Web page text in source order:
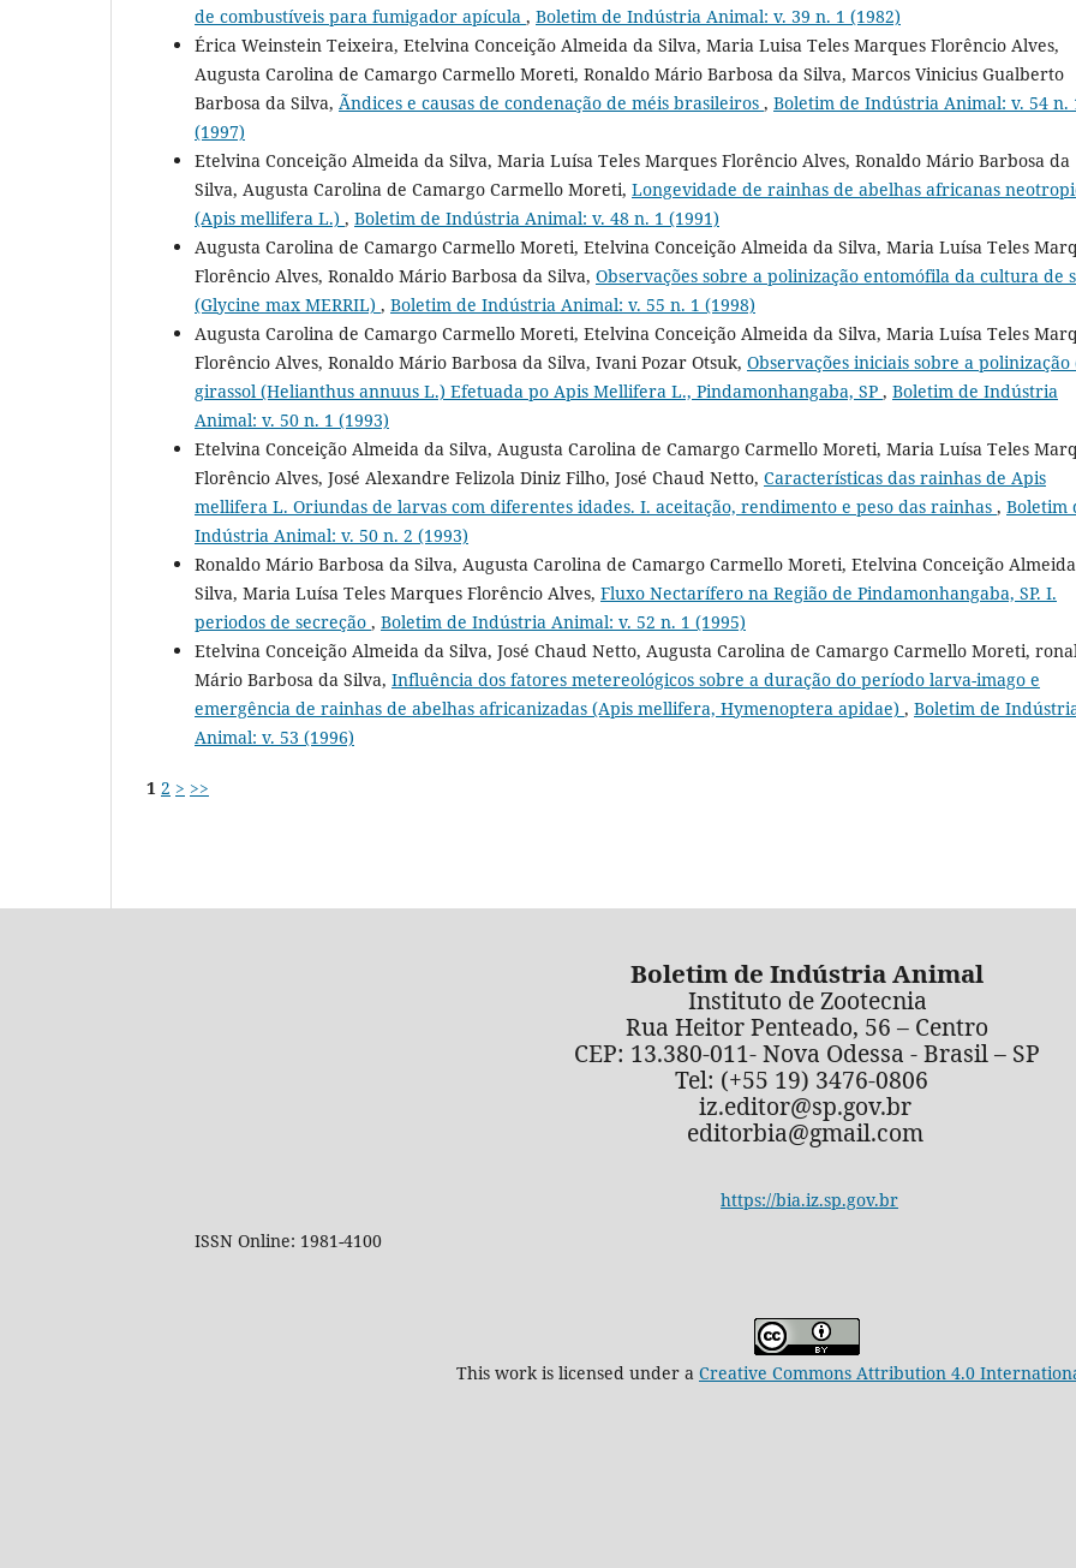
de combustíveis para fumigador apícula , Boletim de Indústria Animal: v. 39 n. 1 (1982)
Érica Weinstein Teixeira, Etelvina Conceição Almeida da Silva, Maria Luisa Teles Marques Florêncio Alves,
Augusta Carolina de Camargo Carmello Moreti, Ronaldo Mário Barbosa da Silva, Marcos Vinicius Gualberto
Barbosa da Silva, Ãndices e causas de condenação de méis brasileiros , Boletim de Indústria Animal: v. 54 n.
(1997)
Etelvina Conceição Almeida da Silva, Maria Luísa Teles Marques Florêncio Alves, Ronaldo Mário Barbosa da
Silva, Augusta Carolina de Camargo Carmello Moreti, Longevidade de rainhas de abelhas africanas
(Apis mellifera L.) , Boletim de Indústria Animal: v. 48 n. 1 (1991)
Augusta Carolina de Camargo Carmello Moreti, Etelvina Conceição Almeida da Silva, Maria Luísa Teles
Florêncio Alves, Ronaldo Mário Barbosa da Silva, Observações sobre a polinização entomófila da cultura de
(Glycine max MERRIL) , Boletim de Indústria Animal: v. 55 n. 1 (1998)
Augusta Carolina de Camargo Carmello Moreti, Etelvina Conceição Almeida da Silva, Maria Luísa Teles
Florêncio Alves, Ronaldo Mário Barbosa da Silva, Ivani Pozar Otsuk, Observações iniciais sobre a polinização
girassol (Helianthus annuus L.) Efetuada po Apis Mellifera L., Pindamonhangaba, SP , Boletim de Indústria
Animal: v. 50 n. 1 (1993)
Etelvina Conceição Almeida da Silva, Augusta Carolina de Camargo Carmello Moreti, Maria Luísa Teles
Florêncio Alves, José Alexandre Felizola Diniz Filho, José Chaud Netto, Características das rainhas de Apis
mellifera L. Oriundas de larvas com diferentes idades. I. aceitação, rendimento e peso das rainhas , Boletim
Indústria Animal: v. 50 n. 2 (1993)
Ronaldo Mário Barbosa da Silva, Augusta Carolina de Camargo Carmello Moreti, Etelvina Conceição
Silva, Maria Luísa Teles Marques Florêncio Alves, Fluxo Nectarífero na Região de Pindamonhangaba, SP. I.
periodos de secreção , Boletim de Indústria Animal: v. 52 n. 1 (1995)
Etelvina Conceição Almeida da Silva, José Chaud Netto, Augusta Carolina de Camargo Carmello Moreti,
Mário Barbosa da Silva, Influência dos fatores metereológicos sobre a duração do período larva-imago e
emergência de rainhas de abelhas africanizadas (Apis mellifera, Hymenoptera apidae) , Boletim de
Animal: v. 53 (1996)
1 2 > >>
Boletim de Indústria Animal
Instituto de Zootecnia
Rua Heitor Penteado, 56 – Centro
CEP: 13.380-011- Nova Odessa - Brasil – SP
Tel: (+55 19) 3476-0806
iz.editor@sp.gov.br
editorbia@gmail.com
https://bia.iz.sp.gov.br
ISSN Online: 1981-4100
This work is licensed under a Creative Commons Attribution 4.0